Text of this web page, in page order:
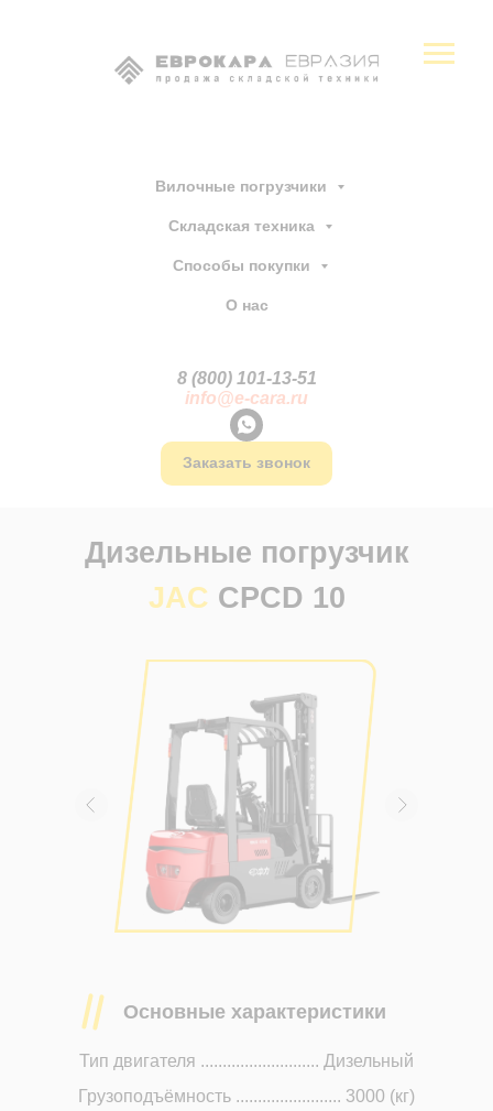
Вилочные погрузчики
Складская техника
Способы покупки
О нас
8 (800) 101-13-51
info@e-cara.ru
Заказать звонок
Основные характеристики
Тип двигателя ........................... Дизельный
Грузоподъёмность ........................ 3000 (кг)
Дизельные погрузчик
JAC CPCD 10